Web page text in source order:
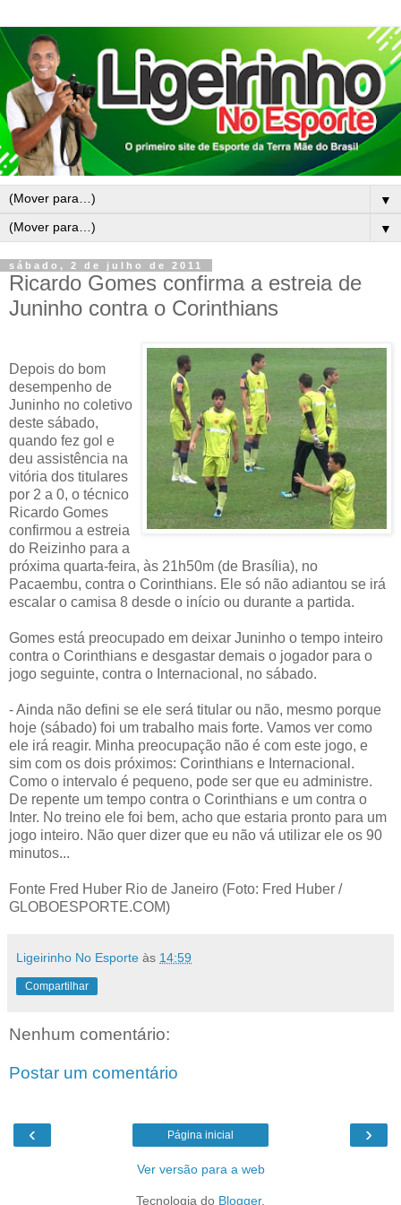
▼
▼
sábado, 2 de julho de 2011
Ricardo Gomes confirma a estreia de
Juninho contra o Corinthians
Depois do bom
desempenho de
Juninho no coletivo
deste sábado,
quando fez gol e
deu assistência na
vitória dos titulares
por 2 a 0, o técnico
Ricardo Gomes
confirmou a estreia
do Reizinho para a
próxima quarta-feira, às 21h50m (de Brasília), no
Pacaembu, contra o Corinthians. Ele só não adiantou se irá
escalar o camisa 8 desde o início ou durante a partida.
Gomes está preocupado em deixar Juninho o tempo inteiro
contra o Corinthians e desgastar demais o jogador para o
jogo seguinte, contra o Internacional, no sábado.
- Ainda não defini se ele será titular ou não, mesmo porque
hoje (sábado) foi um trabalho mais forte. Vamos ver como
ele irá reagir. Minha preocupação não é com este jogo, e
sim com os dois próximos: Corinthians e Internacional.
Como o intervalo é pequeno, pode ser que eu administre.
De repente um tempo contra o Corinthians e um contra o
Inter. No treino ele foi bem, acho que estaria pronto para um
jogo inteiro. Não quer dizer que eu não vá utilizar ele os 90
minutos...
Fonte Fred Huber Rio de Janeiro (Foto: Fred Huber /
GLOBOESPORTE.COM)
Ligeirinho No Esporte às 14:59
Compartilhar
Nenhum comentário:
Postar um comentário
‹ ›
Página inicial
Ver versão para a web
Tecnologia do Blogger.